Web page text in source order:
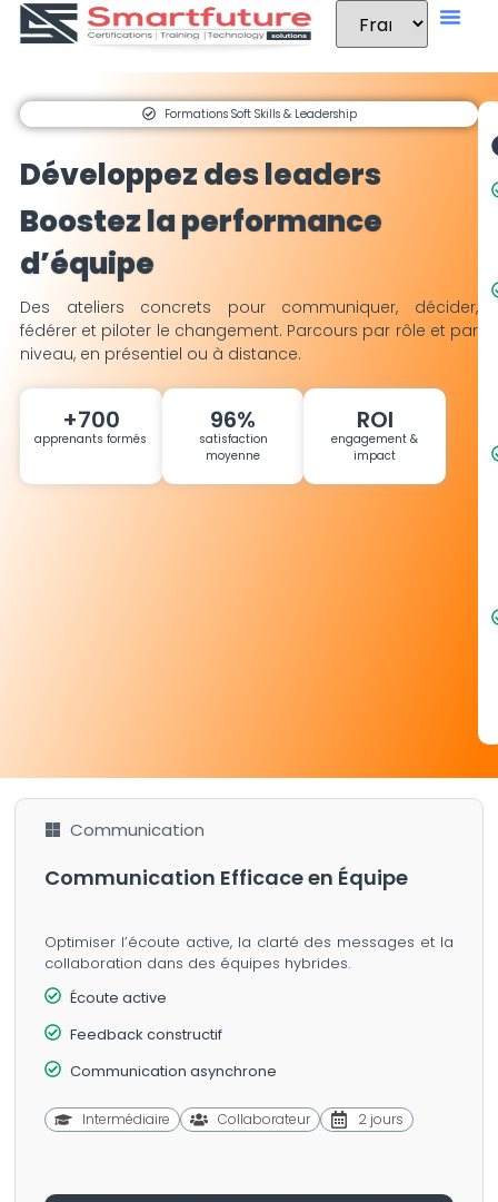
Formations Soft Skills & Leadership
Développez des leaders
Boostez la performance
d’équipe
Des ateliers concrets pour communiquer, décider,
fédérer et piloter le changement. Parcours par rôle et par
niveau, en présentiel ou à distance.
+700
apprenants formés
96%
satisfaction
moyenne
ROI
engagement &
impact
Communication
Communication Efficace en Équipe
Optimiser l’écoute active, la clarté des messages et la
collaboration dans des équipes hybrides.
Écoute active
Feedback constructif
Communication asynchrone
Intermédiaire Collaborateur 2 jours